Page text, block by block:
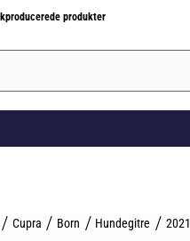
produkter
Cupra Born Hundegitre 2021